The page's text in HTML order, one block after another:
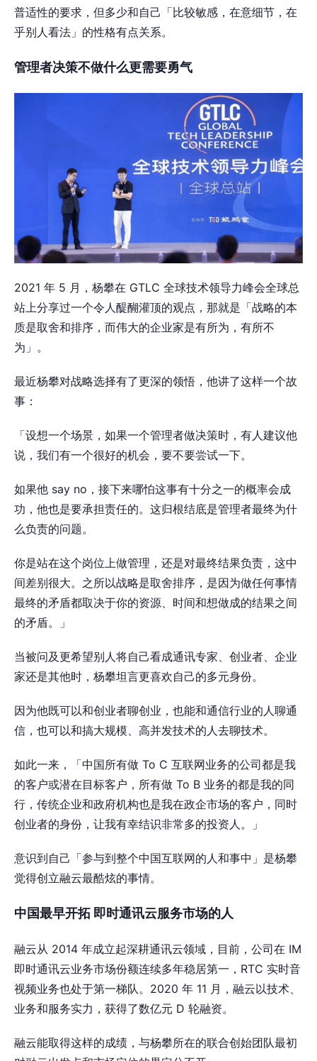
普适性的要求，但多少和自己「比较敏感，在意细节，在
乎别人看法」的性格有点关系。
管理者决策不做什么更需要勇气
2021 年 5 月，杨攀在 GTLC 全球技术领导力峰会全球总
站上分享过一个令人醍醐灌顶的观点，那就是「战略的本
质是取舍和排序，而伟大的企业家是有所为，有所不
为」。
最近杨攀对战略选择有了更深的领悟，他讲了这样一个故
事：
「设想一个场景，如果一个管理者做决策时，有人建议他
说，我们有一个很好的机会，要不要尝试一下。
如果他 say no，接下来哪怕这事有十分之一的概率会成
功，他也是要承担责任的。这归根结底是管理者最终为什
么负责的问题。
你是站在这个岗位上做管理，还是对最终结果负责，这中
间差别很大。之所以战略是取舍排序，是因为做任何事情
最终的矛盾都取决于你的资源、时间和想做成的结果之间
的矛盾。」
当被问及更希望别人将自己看成通讯专家、创业者、企业
家还是其他时，杨攀坦言更喜欢自己的多元身份。
因为他既可以和创业者聊创业，也能和通信行业的人聊通
信，也可以和搞大规模、高并发技术的人去聊技术。
如此一来，「中国所有做 To C 互联网业务的公司都是我
的客户或潜在目标客户，所有做 To B 业务的都是我的同
行，传统企业和政府机构也是我在政企市场的客户，同时
创业者的身份，让我有幸结识非常多的投资人。」
意识到自己「参与到整个中国互联网的人和事中」是杨攀
觉得创立融云最酷炫的事情。
中国最早开拓 即时通讯云服务市场的人
融云从 2014 年成立起深耕通讯云领域，目前，公司在 IM
即时通讯云业务市场份额连续多年稳居第一，RTC 实时音
视频业务也处于第一梯队。2020 年 11 月，融云以技术、
业务和服务实力，获得了数亿元 D 轮融资。
融云能取得这样的成绩，与杨攀所在的联合创始团队最初